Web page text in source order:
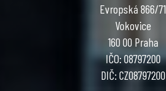
Evropská 866/71
Vokovice
160 00 Praha
IČO: 08797200
DIČ: CZ08797200